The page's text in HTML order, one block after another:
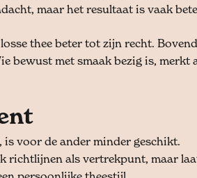
maar het resultaat is vaak
thee beter tot zijn recht.
bewust met smaak bezig is, merkt
voor de ander minder geschikt.
richtlijnen als vertrekpunt, maar